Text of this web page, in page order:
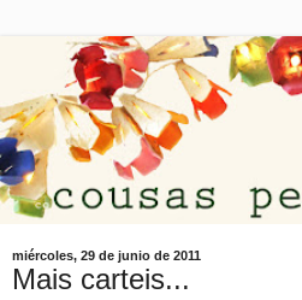
miércoles, 29 de junio de 2011
Mais carteis...